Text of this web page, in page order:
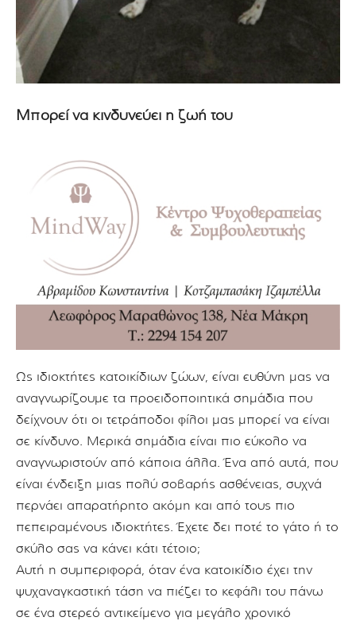
Μπορεί να κινδυνεύει η ζωή του
Ως ιδιοκτήτες κατοικίδιων ζώων, είναι ευθύνη μας να
αναγνωρίζουμε τα προειδοποιητικά σημάδια που
δείχνουν ότι οι τετράποδοι φίλοι μας μπορεί να είναι
σε κίνδυνο. Μερικά σημάδια είναι πιο εύκολο να
αναγνωριστούν από κάποια άλλα. Ένα από αυτά, που
είναι ένδειξη μιας πολύ σοβαρής ασθένειας, συχνά
περνάει απαρατήρητο ακόμη και από τους πιο
πεπειραμένους ιδιοκτήτες. Έχετε δει ποτέ το γάτο ή το
σκύλο σας να κάνει κάτι τέτοιο;
Αυτή η συμπεριφορά, όταν ένα κατοικίδιο έχει την
ψυχαναγκαστική τάση να πιέζει το κεφάλι του πάνω
σε ένα στερεό αντικείμενο για μεγάλο χρονικό